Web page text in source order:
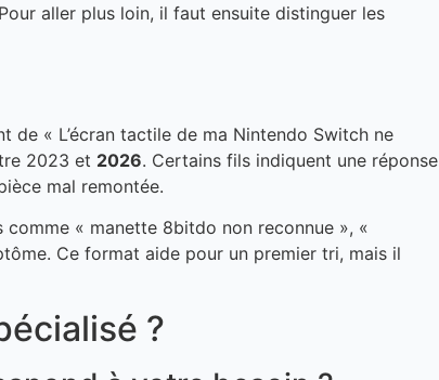
aller plus loin, il faut ensuite distinguer les
« L’écran tactile de ma Nintendo Switch ne
2023 et 2026. Certains fils indiquent une réponse
mal remontée.
« manette 8bitdo non reconnue », «
Ce format aide pour un premier tri, mais il
?